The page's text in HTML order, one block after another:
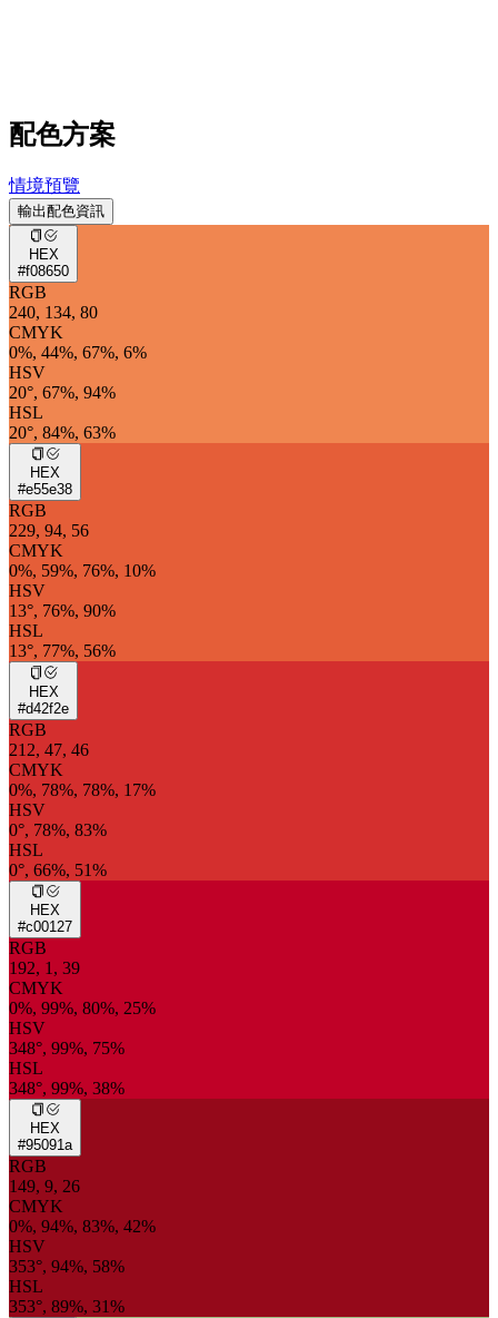
配色方案
情境預覽
輸出配色資訊
HEX
#f08650
RGB
240, 134, 80
CMYK
0%, 44%, 67%, 6%
HSV
20°, 67%, 94%
HSL
20°, 84%, 63%
HEX
#e55e38
RGB
229, 94, 56
CMYK
0%, 59%, 76%, 10%
HSV
13°, 76%, 90%
HSL
13°, 77%, 56%
HEX
#d42f2e
RGB
212, 47, 46
CMYK
0%, 78%, 78%, 17%
HSV
0°, 78%, 83%
HSL
0°, 66%, 51%
HEX
#c00127
RGB
192, 1, 39
CMYK
0%, 99%, 80%, 25%
HSV
348°, 99%, 75%
HSL
348°, 99%, 38%
HEX
#95091a
RGB
149, 9, 26
CMYK
0%, 94%, 83%, 42%
HSV
353°, 94%, 58%
HSL
353°, 89%, 31%